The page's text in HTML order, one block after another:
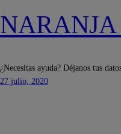
¿Necesitas ayuda? Déjanos tus
27 julio, 2020